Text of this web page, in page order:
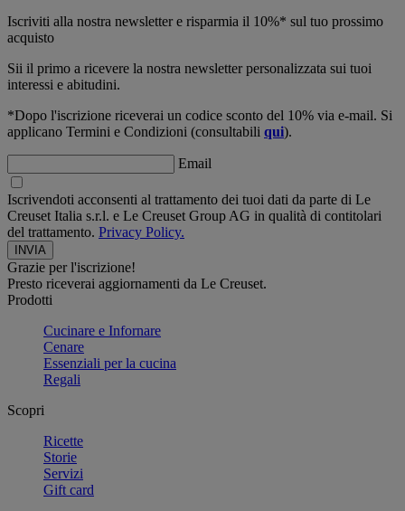
Iscriviti alla nostra newsletter e risparmia il 10%* sul tuo prossimo
acquisto
Sii il primo a ricevere la nostra newsletter personalizzata sui tuoi
interessi e abitudini.
*Dopo l'iscrizione riceverai un codice sconto del 10% via e-mail. Si
applicano Termini e Condizioni (consultabili qui).
Email
Iscrivendoti acconsenti al trattamento dei tuoi dati da parte di Le
Creuset Italia s.r.l. e Le Creuset Group AG in qualità di contitolari
del trattamento. Privacy Policy.
Grazie per l'iscrizione!
Presto riceverai aggiornamenti da Le Creuset.
Prodotti
Cucinare e Infornare
Cenare
Essenziali per la cucina
Regali
Scopri
Ricette
Storie
Servizi
Gift card